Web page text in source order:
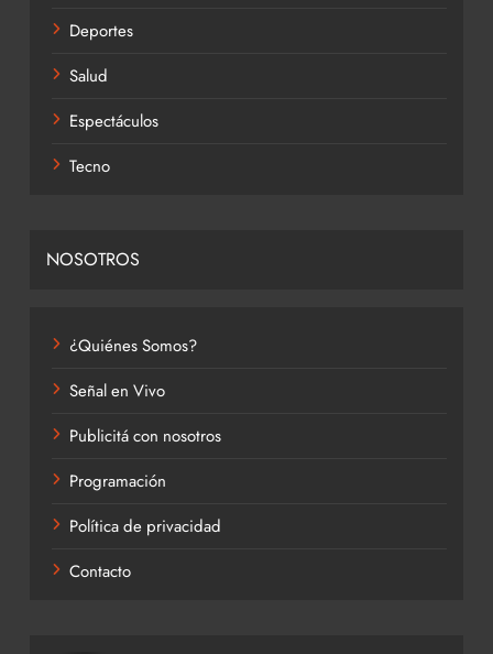
Deportes
Salud
Espectáculos
Tecno
NOSOTROS
¿Quiénes Somos?
Señal en Vivo
Publicitá con nosotros
Programación
Política de privacidad
Contacto